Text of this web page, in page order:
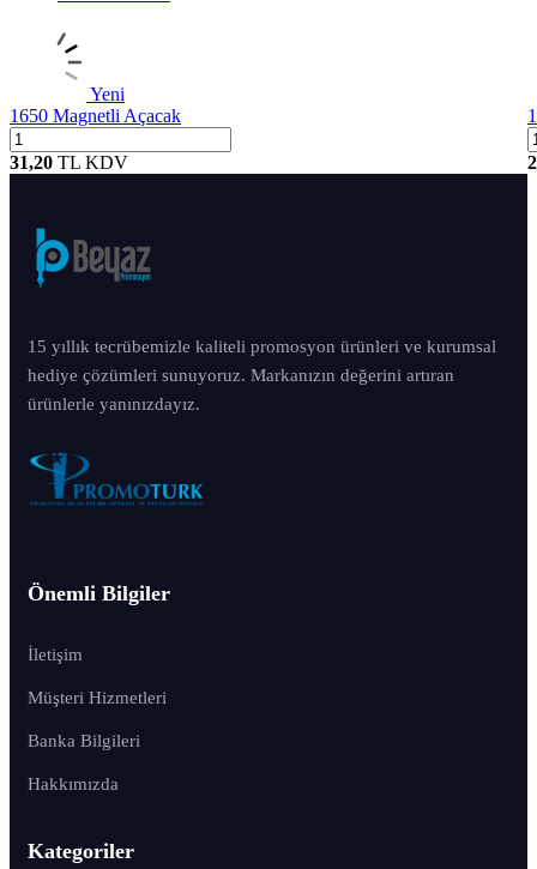
Yeni
1650 Magnetli Açacak
31,20 TL KDV
15 yıllık tecrübemizle kaliteli promosyon ürünleri ve kurumsal
hediye çözümleri sunuyoruz. Markanızın değerini artıran
ürünlerle yanınızdayız.
Önemli Bilgiler
İletişim
Müşteri Hizmetleri
Banka Bilgileri
Hakkımızda
Kategoriler